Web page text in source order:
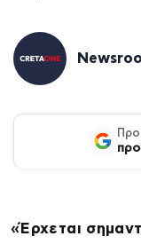
«Έρχεται